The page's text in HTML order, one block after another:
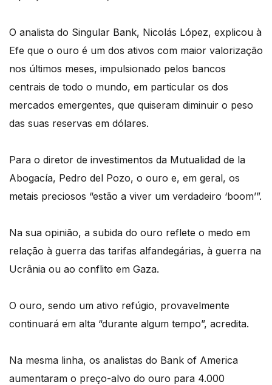
O analista do Singular Bank, Nicolás López, explicou à
Efe que o ouro é um dos ativos com maior valorização
nos últimos meses, impulsionado pelos bancos
centrais de todo o mundo, em particular os dos
mercados emergentes, que quiseram diminuir o peso
das suas reservas em dólares.
Para o diretor de investimentos da Mutualidad de la
Abogacía, Pedro del Pozo, o ouro e, em geral, os
metais preciosos “estão a viver um verdadeiro ‘boom’”.
Na sua opinião, a subida do ouro reflete o medo em
relação à guerra das tarifas alfandegárias, à guerra na
Ucrânia ou ao conflito em Gaza.
O ouro, sendo um ativo refúgio, provavelmente
continuará em alta “durante algum tempo”, acredita.
Na mesma linha, os analistas do Bank of America
aumentaram o preço-alvo do ouro para 4.000